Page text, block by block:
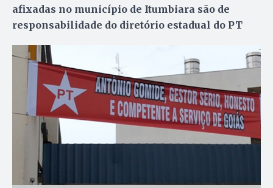
afixadas no município de Itumbiara são de
responsabilidade do diretório estadual do PT